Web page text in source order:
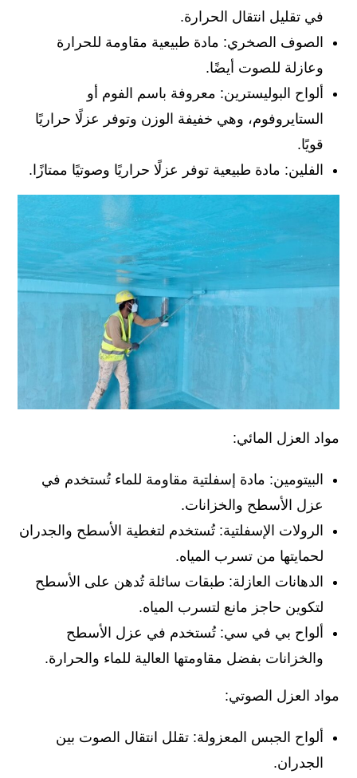
في تقليل انتقال الحرارة.
الصوف الصخري: مادة طبيعية مقاومة للحرارة
وعازلة للصوت أيضًا.
ألواح البوليسترين: معروفة باسم الفوم أو
الستايروفوم، وهي خفيفة الوزن وتوفر عزلًا حراريًا
قويًا.
الفلين: مادة طبيعية توفر عزلًا حراريًا وصوتيًا ممتازًا.
مواد العزل المائي:
البيتومين: مادة إسفلتية مقاومة للماء تُستخدم في
عزل الأسطح والخزانات.
الرولات الإسفلتية: تُستخدم لتغطية الأسطح والجدران
لحمايتها من تسرب المياه.
الدهانات العازلة: طبقات سائلة تُدهن على الأسطح
لتكوين حاجز مانع لتسرب المياه.
ألواح بي في سي: تُستخدم في عزل الأسطح
والخزانات بفضل مقاومتها العالية للماء والحرارة.
مواد العزل الصوتي:
ألواح الجبس المعزولة: تقلل انتقال الصوت بين
الجدران.